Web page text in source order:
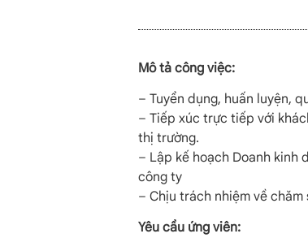
Mô tả công việc:
– Tuyển dụng, huấn luyện,
– Tiếp xúc trực tiếp với
thị trường.
– Lập kế hoạch Doanh kinh
công ty
– Chịu trách nhiệm về
Yêu cầu ứng viên: